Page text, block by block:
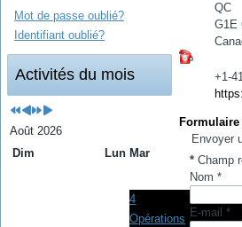
Mot de passe oublié?
Identifiant oublié?
Activités du mois
Août 2026
Dim
Lun Mar
4
Opérations
QC
G1E
+1-
Envoyer
*Champ
Nom *
E-mail *